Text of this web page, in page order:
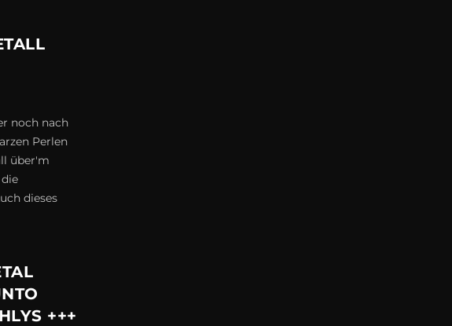
noch nach
Perlen
über'm
dieses
+++